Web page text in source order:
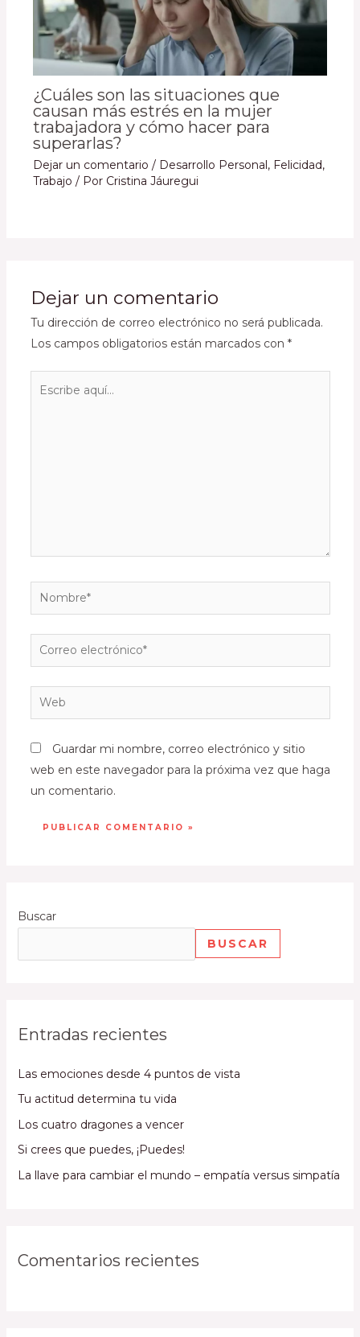
¿Cuáles son las situaciones que
causan más estrés en la mujer
trabajadora y cómo hacer para
superarlas?
Dejar un comentario / Desarrollo Personal, Felicidad,
Trabajo / Por Cristina Jáuregui
Dejar un comentario
Tu dirección de correo electrónico no será publicada.
Los campos obligatorios están marcados con *
Guardar mi nombre, correo electrónico y sitio
web en este navegador para la próxima vez que haga
un comentario.
Buscar
BUSCAR
Entradas recientes
Las emociones desde 4 puntos de vista
Tu actitud determina tu vida
Los cuatro dragones a vencer
Si crees que puedes, ¡Puedes!
La llave para cambiar el mundo – empatía versus simpatía
Comentarios recientes